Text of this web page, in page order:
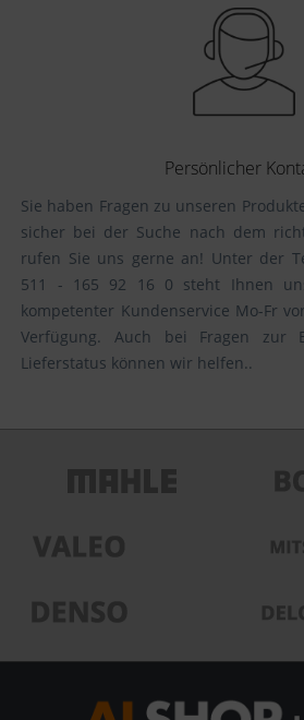
Persönlicher
Sie haben Fragen zu unseren
sicher bei der Suche nach dem
rufen Sie uns gerne an! Unter der
511 - 165 92 16 0 steht Ihnen
kompetenter Kundenservice Mo-Fr
Verfügung. Auch bei Fragen zur
Lieferstatus können wir helfen..